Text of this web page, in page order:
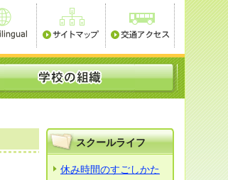
スクールライフ
休み時間のすごしかた